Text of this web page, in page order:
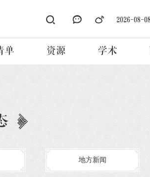
2026-
单 资源 学术
地方新闻